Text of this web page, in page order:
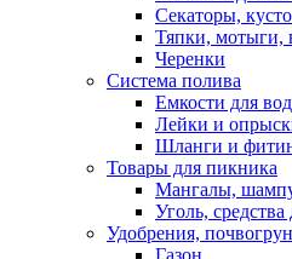
Секаторы,
Тяпки, мотыги,
Черенки
Система полива
Емкости для
Лейки и
Шланги и
Товары для пикника
Мангалы,
Уголь, средства
Удобрения,
Газон